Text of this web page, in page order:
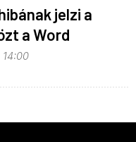
jelzi a
a Word